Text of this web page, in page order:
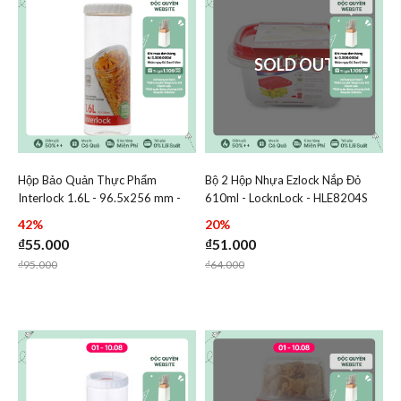
Add Hộp Bảo Quản Thực Phẩm Interlock 1.6L -
Add Hộp Bảo Quản Thực Phẩm Interlock
Hộp Bảo Quản Thực Phẩm
Interlock 1.6L - 96.5x256 mm -
42%
₫55.000
Price reduced from
₫95.000to
SOLD OUT
Add Bộ 2 Hộp Nhựa
Add Bộ 2
Bộ 2 Hộp Nhựa Ezlock Nắp Đỏ
610ml - LocknLock - HLE8204S
20%
₫51.000
Price reduced from
₫64.000to